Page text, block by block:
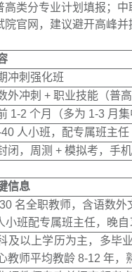
分专业计划填报；中
网，建议避开高峰并
冲刺强化班
外冲刺 + 职业技能（普
1-2 个月（多为 1-3 月
人小班，配专属班主任
闭，周测 + 模拟考，手
信息
名全职教师，含语数
小班配专属班主任，晚
及以上学历为主，多毕
教师平均教龄 8-12 年，